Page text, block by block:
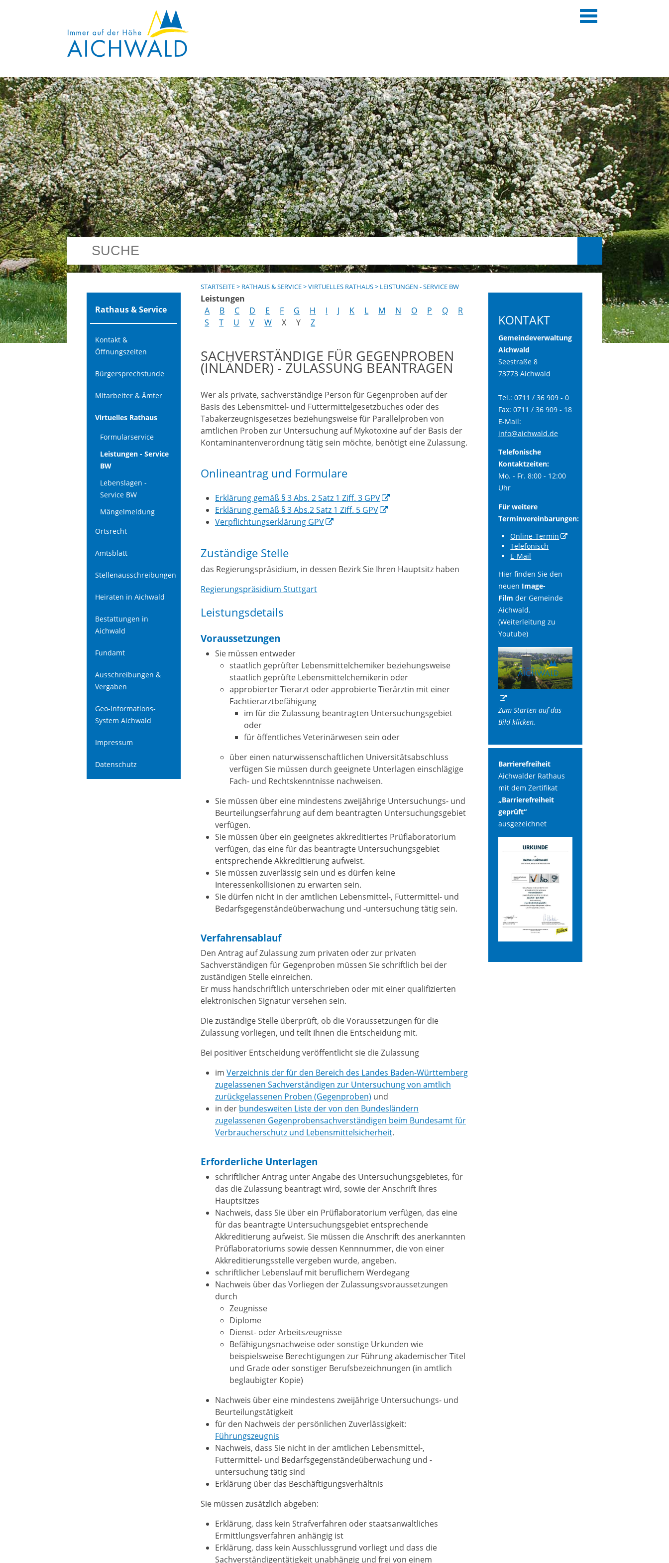
Rathaus & Service
Kontakt &
Öffnungszeiten
Bürgersprechstunde
Mitarbeiter & Ämter
Virtuelles Rathaus
Formularservice
Leistungen - Service
BW
Lebenslagen -
Service BW
Mängelmeldung
Ortsrecht
Amtsblatt
Stellenausschreibungen
Heiraten in Aichwald
Bestattungen in
Aichwald
Fundamt
Ausschreibungen &
Vergaben
Geo-Informations-
System Aichwald
Impressum
Datenschutz
STARTSEITE> RATHAUS & SERVICE>VIRTUELLES RATHAUS> LEISTUNGEN - SERVICE BW
Leistungen
A
B C D E F G H I J K L M N O P Q
R
S
T U V W X Y Z
SACHVERSTÄNDIGE FÜR GEGENPROBEN
(INLÄNDER) - ZULASSUNG BEANTRAGEN
Wer als private, sachverständige Person für Gegenproben auf der
Basis des Lebensmittel- und Futtermittelgesetzbuches oder des
Tabakerzeugnisgesetzes beziehungsweise für Parallelproben von
amtlichen Proben zur Untersuchung auf Mykotoxine auf der Basis der
Kontaminantenverordnung tätig sein möchte, benötigt eine Zulassung.
Onlineantrag und Formulare
Erklärung gemäß § 3 Abs. 2 Satz 1 Ziff. 3 GPV
Erklärung gemäß § 3 Abs.2 Satz 1 Ziff. 5 GPV
Verpflichtungserklärung GPV
Zuständige Stelle
das Regierungspräsidium, in dessen Bezirk Sie Ihren Hauptsitz haben
Regierungspräsidium Stuttgart
Leistungsdetails
Voraussetzungen
Sie müssen entweder
staatlich geprüfter Lebensmittelchemiker beziehungsweise
staatlich geprüfte Lebensmittelchemikerin oder
approbierter Tierarzt oder approbierte Tierärztin mit einer
Fachtierarztbefähigung
im für die Zulassung beantragten Untersuchungsgebiet
oder
für öffentliches Veterinärwesen sein oder
über einen naturwissenschaftlichen Universitätsabschluss
verfügen Sie müssen durch geeignete Unterlagen einschlägige
Fach- und Rechtskenntnisse nachweisen.
Sie müssen über eine mindestens zweijährige Untersuchungs- und
Beurteilungserfahrung auf dem beantragten Untersuchungsgebiet
verfügen.
Sie müssen über ein geeignetes akkreditiertes Prüflaboratorium
verfügen, das eine für das beantragte Untersuchungsgebiet
entsprechende Akkreditierung aufweist.
Sie müssen zuverlässig sein und es dürfen keine
Interessenkollisionen zu erwarten sein.
Sie dürfen nicht in der amtlichen Lebensmittel-, Futtermittel- und
Bedarfsgegenständeüberwachung und -untersuchung tätig sein.
Verfahrensablauf
Den Antrag auf Zulassung zum privaten oder zur privaten
Sachverständigen für Gegenproben müssen Sie schriftlich bei der
zuständigen Stelle einreichen.
Er muss handschriftlich unterschrieben oder mit einer qualifizierten
elektronischen Signatur versehen sein.
Die zuständige Stelle überprüft, ob die Voraussetzungen für die
Zulassung vorliegen, und teilt Ihnen die Entscheidung mit.
Bei positiver Entscheidung veröffentlicht sie die Zulassung
im Verzeichnis der für den Bereich des Landes Baden-Württemberg
zugelassenen Sachverständigen zur Untersuchung von amtlich
zurückgelassenen Proben (Gegenproben) und
in der bundesweiten Liste der von den Bundesländern
zugelassenen Gegenprobensachverständigen beim Bundesamt für
Verbraucherschutz und Lebensmittelsicherheit.
Erforderliche Unterlagen
schriftlicher Antrag unter Angabe des Untersuchungsgebietes, für
das die Zulassung beantragt wird, sowie der Anschrift Ihres
Hauptsitzes
Nachweis, dass Sie über ein Prüflaboratorium verfügen, das eine
für das beantragte Untersuchungsgebiet entsprechende
Akkreditierung aufweist. Sie müssen die Anschrift des anerkannten
Prüflaboratoriums sowie dessen Kennnummer, die von einer
Akkreditierungsstelle vergeben wurde, angeben.
schriftlicher Lebenslauf mit beruflichem Werdegang
Nachweis über das Vorliegen der Zulassungsvoraussetzungen
durch
Zeugnisse
Diplome
Dienst- oder Arbeitszeugnisse
Befähigungsnachweise oder sonstige Urkunden wie
beispielsweise Berechtigungen zur Führung akademischer Titel
und Grade oder sonstiger Berufsbezeichnungen (in amtlich
beglaubigter Kopie)
Nachweis über eine mindestens zweijährige Untersuchungs- und
Beurteilungstätigkeit
für den Nachweis der persönlichen Zuverlässigkeit:
Führungszeugnis
Nachweis, dass Sie nicht in der amtlichen Lebensmittel-,
Futtermittel- und Bedarfsgegenständeüberwachung und -
untersuchung tätig sind
Erklärung über das Beschäftigungsverhältnis
Sie müssen zusätzlich abgeben:
Erklärung, dass kein Strafverfahren oder staatsanwaltliches
Ermittlungsverfahren anhängig ist
Erklärung, dass kein Ausschlussgrund vorliegt und dass die
Sachverständigentätigkeit unabhängig und frei von einem
KONTAKT
Gemeindeverwaltung
Aichwald
Seestraße 8
73773 Aichwald
Tel.: 0711 / 36 909 - 0
Fax: 0711 / 36 909 - 18
E-Mail:
info@aichwald.de
Telefonische
Kontaktzeiten:
Mo. - Fr. 8:00 - 12:00
Uhr
Für weitere
Terminvereinbarungen:
Online-Termin
Telefonisch
E-Mail
Hier finden Sie den
neuen Image-
Film der Gemeinde
Aichwald.
(Weiterleitung zu
Youtube)
Zum Starten auf das
Bild klicken.
Barrierefreiheit
Aichwalder Rathaus
mit dem Zertifikat
„Barrierefreiheit
geprüft“
ausgezeichnet